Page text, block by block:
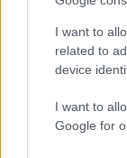
I want to
related to
device
I want to
Google for
Átvonul a
hőmérséklet a